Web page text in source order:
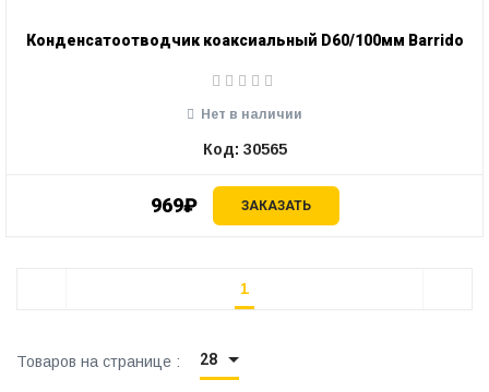
Конденсатоотводчик коаксиальный D60/100мм Barrido
969₽ ЗАКАЗАТЬ
Нет в наличии
Код: 30565
1
Товаров на странице : 28